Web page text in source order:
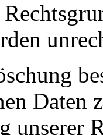
Daten
unserer